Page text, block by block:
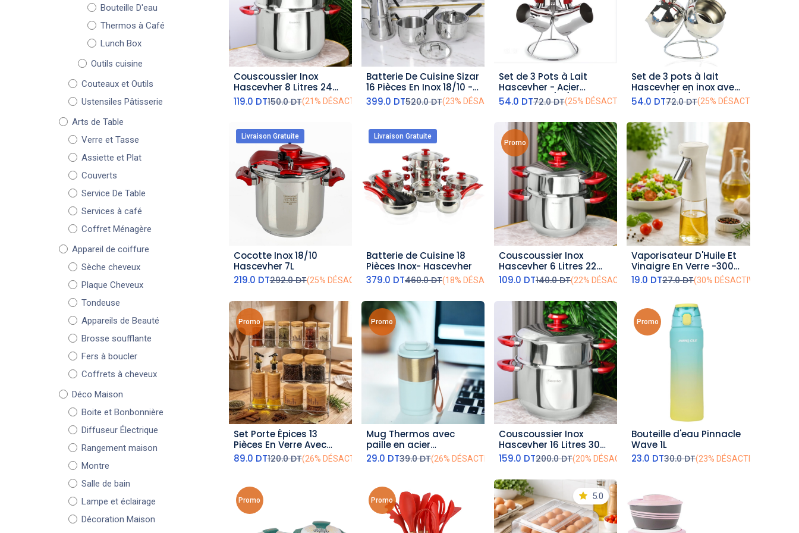
Bouteille D'eau
Thermos à Café
Lunch Box
Outils cuisine
Couteaux et Outils
Ustensiles Pâtisserie
Arts de Table
Verre et Tasse
Assiette et Plat
Couverts
Service De Table
Services à café
Coffret Ménagère
Appareil de coiffure
Sèche cheveux
Plaque Cheveux
Tondeuse
Appareils de Beauté
Brosse soufflante
Fers à boucler
Coffrets à cheveux
Déco Maison
Boite et Bonbonnière
Diffuseur Électrique
Rangement maison
Montre
Salle de bain
Lampe et éclairage
Décoration Maison
ajouter au panier
Couscoussier Inox
Hascevher 8 Litres 24
cm
119.0 DT150.0DT(21% DÉSACTIVÉ)
ajouter au panier
Batterie De Cuisine Sizar
16 Pièces En Inox 18/10 -
Noir
399.0 DT520.0DT(23% DÉSACTIVÉ)
ajouter au panier
Set de 3 Pots à Lait
Hascevher - Acier
Inoxydable (M1)
54.0 DT72.0DT(25% DÉSACTIVÉ)
ajouter au panier
Set de 3 pots à lait
Hascevher en inox avec
Support (M2)
54.0 DT72.0DT(25% DÉSACTIVÉ)
Livraison Gratuite
ajouter au panier
Cocotte Inox 18/10
Hascevher 7L
219.0 DT292.0DT(25% DÉSACTIVÉ)
Livraison Gratuite
ajouter au panier
Batterie de Cuisine 18
Pièces Inox- Hascevher
379.0 DT460.0DT(18% DÉSACTIVÉ)
Promo
ajouter au panier
Couscoussier Inox
Hascevher 6 Litres 22
cm
109.0 DT140.0DT(22% DÉSACTIVÉ)
ajouter au panier
Vaporisateur D'Huile Et
Vinaigre En Verre -300
ml - Beige
19.0 DT27.0DT(30% DÉSACTIVÉ)
Promo
ajouter au panier
Set Porte Épices 13
Pièces En Verre Avec
Support Effet Bois
89.0 DT120.0DT(26% DÉSACTIVÉ)
Promo
ajouter au panier
Mug Thermos avec
paille en acier
inoxydable 450ml - Vert
29.0 DT39.0DT(26% DÉSACTIVÉ)
ajouter au panier
Couscoussier Inox
Hascevher 16 Litres 30
cm
159.0 DT200.0DT(20% DÉSACTIVÉ)
Promo
ajouter au panier
Bouteille d'eau Pinnacle
Wave 1L
23.0 DT30.0DT(23% DÉSACTIVÉ)
Promo Promo 5.0